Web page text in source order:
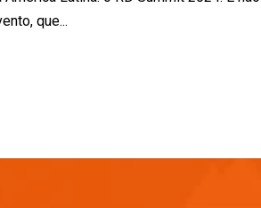
que...